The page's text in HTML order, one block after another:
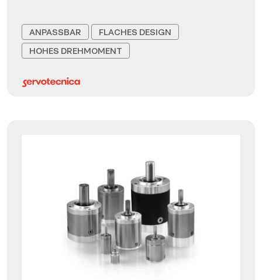
ANPASSBAR
FLACHES DESIGN
HOHES DREHMOMENT